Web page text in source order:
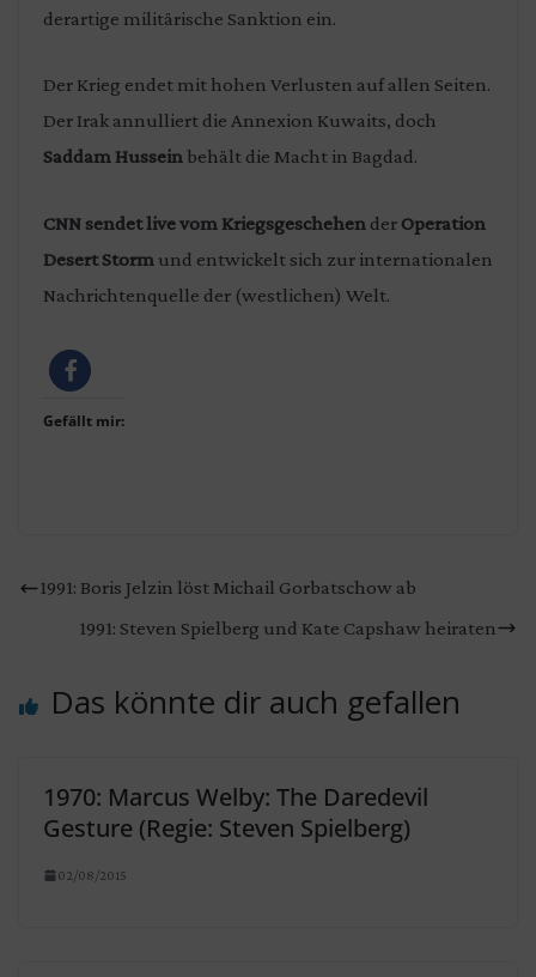
derartige militärische Sanktion ein.
Der Krieg endet mit hohen Verlusten auf allen Seiten.
Der Irak annulliert die Annexion Kuwaits, doch
Saddam Hussein behält die Macht in Bagdad.
CNN sendet live vom Kriegsgeschehen der Operation
Desert Storm und entwickelt sich zur internationalen
Nachrichtenquelle der (westlichen) Welt.
Gefällt mir:
1991: Boris Jelzin löst Michail Gorbatschow ab
1991: Steven Spielberg und Kate Capshaw heiraten
Das könnte dir auch gefallen
1970: Marcus Welby: The Daredevil
Gesture (Regie: Steven Spielberg)
02/08/2015